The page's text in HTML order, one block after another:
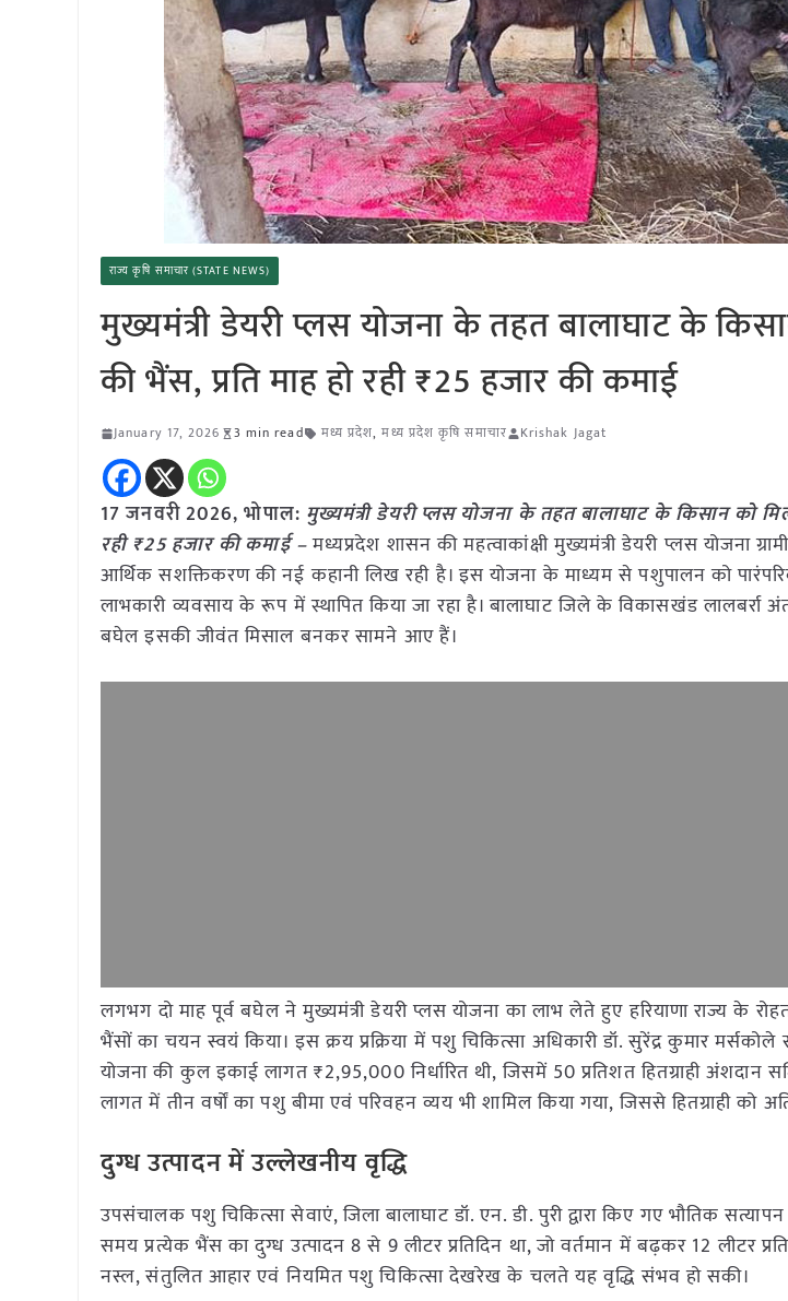
राज्य कृषि समाचार (STATE NEWS)
मुख्यमंत्री डेयरी प्लस योजना के तहत बालाघाट के
की भैंस, प्रति माह हो रही ₹25 हजार की कमाई
January 17, 2026 3 min read मध्य प्रदेश,मध्य प्रदेश कृषि समाचार Krishak Jagat
17 जनवरी2026,भोपाल: मुख्यमंत्री डेयरी प्लस योजना के तहत बालाघाट के किसान को
रही ₹25 हजार की कमाई –मध्यप्रदेश शासन की महत्वाकांक्षी मुख्यमंत्री डेयरी प्लस योजना
आर्थिक सशक्तिकरण की नई कहानी लिख रही है। इस योजना के माध्यम से पशुपालन को
लाभकारी व्यवसाय के रूप में स्थापित किया जा रहा है। बालाघाट जिले के विकासखंड
बघेल इसकी जीवंत मिसाल बनकर सामने आए हैं।
लगभग दो माह पूर्व बघेल ने मुख्यमंत्री डेयरी प्लस योजना का लाभ लेते हुए हरियाणा राज्य के
भैंसों का चयन स्वयं किया। इस क्रय प्रक्रिया में पशु चिकित्सा अधिकारी डॉ. सुरेंद्र कुमार मर्सकोले
योजना की कुल इकाई लागत ₹2,95,000 निर्धारित थी, जिसमें 50 प्रतिशत हितग्राही अंशदान
लागत में तीन वर्षों का पशु बीमा एवं परिवहन व्यय भी शामिल किया गया, जिससे हितग्राही को
दुग्ध उत्पादन में उल्लेखनीय वृद्धि
उपसंचालक पशु चिकित्सा सेवाएं, जिला बालाघाट डॉ. एन. डी. पुरी द्वारा किए गए भौतिक
समय प्रत्येक भैंस का दुग्ध उत्पादन 8 से 9 लीटर प्रतिदिन था, जो वर्तमान में बढ़कर 12 लीटर
नस्ल, संतुलित आहार एवं नियमित पशु चिकित्सा देखरेख के चलते यह वृद्धि संभव हो सकी।